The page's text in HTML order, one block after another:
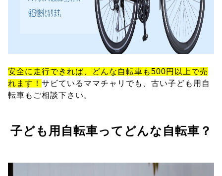
安全に走行できれば、どんな自転車も500円以上で売
れます！ サビているママチャリでも、古い子ども用自
転車もご相談下さい。
子ども用自転車ってどんな自転車？